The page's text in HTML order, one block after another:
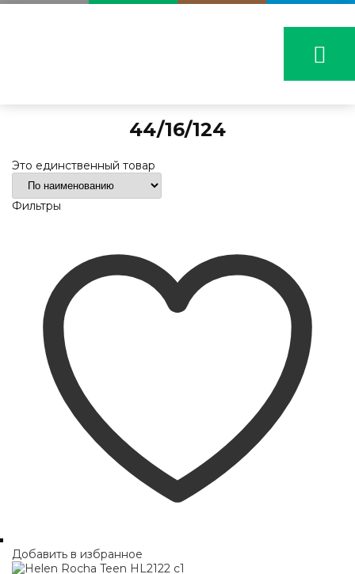
44/16/124
Это единственный товар
Фильтры
Добавить в избранное